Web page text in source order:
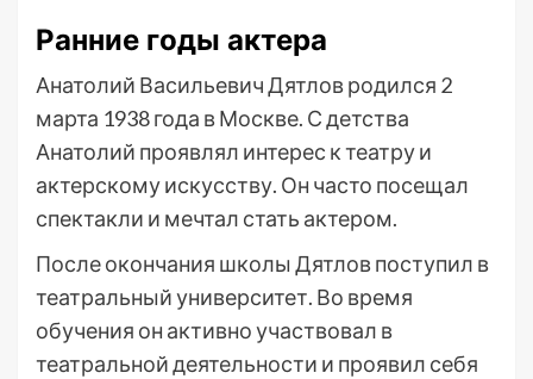
Ранние годы актера
Анатолий Васильевич Дятлов родился 2
марта 1938 года в Москве. С детства
Анатолий проявлял интерес к театру и
актерскому искусству. Он часто посещал
спектакли и мечтал стать актером.
После окончания школы Дятлов поступил в
театральный университет. Во время
обучения он активно участвовал в
театральной деятельности и проявил себя